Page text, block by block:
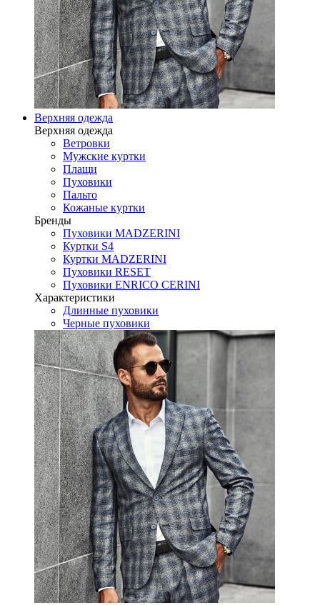
Верхняя одежда
Верхняя одежда
Ветровки
Мужские куртки
Плащи
Пуховики
Пальто
Кожаные куртки
Бренды
Пуховики MADZERINI
Куртки S4
Куртки MADZERINI
Пуховики RESET
Пуховики ENRICO CERINI
Характеристики
Длинные пуховики
Черные пуховики